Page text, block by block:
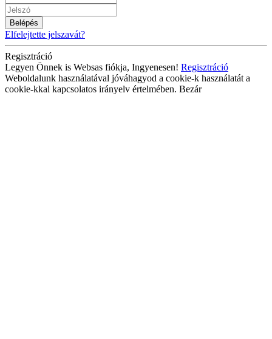
Belépés
Elfelejtette jelszavát?
Regisztráció
Legyen Önnek is Websas fiókja, Ingyenesen! Regisztráció
Weboldalunk használatával jóváhagyod a cookie-k használatát a
cookie-kkal kapcsolatos irányelv értelmében. Bezár